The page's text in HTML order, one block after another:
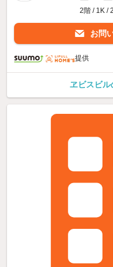
2階 / 1K /
お問
提供
ヱビスビル